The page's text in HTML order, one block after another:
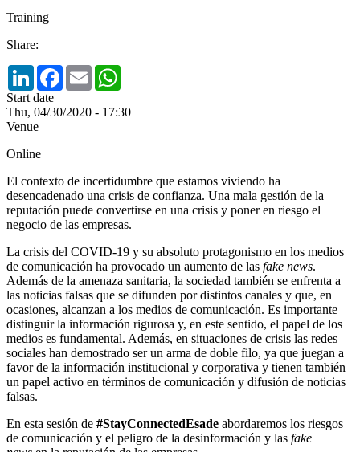
Training
Share:
LinkedInFacebook
Email
Start date
Thu, 04/30/2020 - 17:30
Venue
Online
El contexto de incertidumbre que estamos viviendo ha
desencadenado una crisis de confianza. Una mala gestión de la
reputación puede convertirse en una crisis y poner en riesgo el
negocio de las empresas.
La crisis del COVID-19 y su absoluto protagonismo en los medios
de comunicación ha provocado un aumento de las fake news.
Además de la amenaza sanitaria, la sociedad también se enfrenta a
las noticias falsas que se difunden por distintos canales y que, en
ocasiones, alcanzan a los medios de comunicación. Es importante
distinguir la información rigurosa y, en este sentido, el papel de los
medios es fundamental. Además, en situaciones de crisis las redes
sociales han demostrado ser un arma de doble filo, ya que juegan a
favor de la información institucional y corporativa y tienen también
un papel activo en términos de comunicación y difusión de noticias
falsas.
En esta sesión de #StayConnectedEsade abordaremos los riesgos
de comunicación y el peligro de la desinformación y las fake